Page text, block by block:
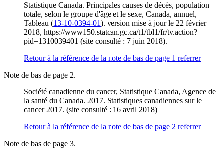
Statistique Canada. Principales causes de décès, population
totale, selon le groupe d'âge et le sexe, Canada, annuel,
Tableau (13-10-0394-01). version mise à jour le 22 février
2018, https://www150.statcan.gc.ca/t1/tbl1/fr/tv.action?
pid=1310039401 (site consulté : 7 juin 2018).
Retour à la référence de la note de bas de page 1 referrer
Note de bas de page 2.
Société canadienne du cancer, Statistique Canada, Agence de
la santé du Canada. 2017. Statistiques canadiennes sur le
cancer 2017. (site consulté : 16 avril 2018)
Retour à la référence de la note de bas de page 2 referrer
Note de bas de page 3.